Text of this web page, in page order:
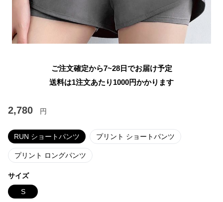
ご注文確定から7~28日でお届け予定
送料は1注文あたり 1000円かかります
2,780 円
RUN ショートパンツ プリント ショートパンツ
プリント ロングパンツ
サイズ
S